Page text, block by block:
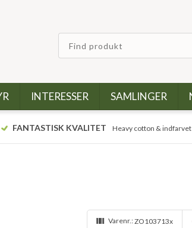
INTERESSER SAMLINGER
FANTASTISK KVALITET Heavy cotton &
Varenr.:ZO103713x